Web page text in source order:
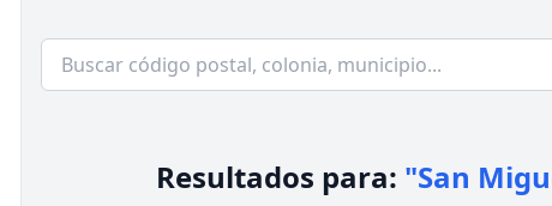
Resultados para: "San